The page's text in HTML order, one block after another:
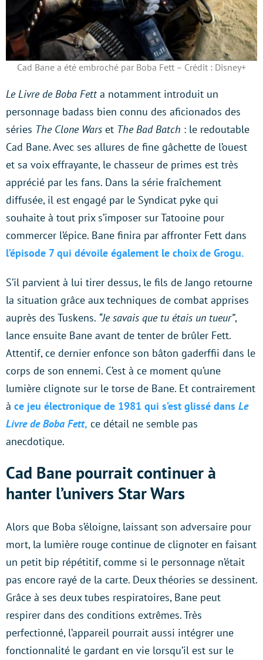
Cad Bane a été embroché par Boba Fett – Crédit : Disney+
Le Livre de Boba Fetta notamment introduit un
personnage badass bien connu des aficionados des
séries The Clone Wars et The Bad Batch : le redoutable
Cad Bane. Avec ses allures de fine gâchette de l’ouest
et sa voix effrayante, le chasseur de primes est très
apprécié par les fans. Dans la série fraîchement
diffusée, il est engagé par le Syndicat pyke qui
souhaite à tout prix s’imposer sur Tatooine pour
commercer l’épice. Bane finira par affronter Fett dans
l’épisode 7 qui dévoile également le choix de Grogu.
S’il parvient à lui tirer dessus, le fils de Jango retourne
la situation grâce aux techniques de combat apprises
auprès des Tuskens. “Je savais que tu étais un tueur”,
lance ensuite Bane avant de tenter de brûler Fett.
Attentif, ce dernier enfonce son bâton gaderffii dans le
corps de son ennemi. C’est à ce moment qu’une
lumière clignote sur le torse de Bane. Et contrairement
à ce jeu électronique de 1981 qui s’est glissé dans Le
Livre de Boba Fett, ce détail ne semble pas
anecdotique.
Cad Bane pourrait continuer à
hanter l’univers Star Wars
Alors que Boba s’éloigne, laissant son adversaire pour
mort, la lumière rouge continue de clignoter en faisant
un petit bip répétitif, comme si le personnage n’était
pas encore rayé de la carte. Deux théories se dessinent.
Grâce à ses deux tubes respiratoires, Bane peut
respirer dans des conditions extrêmes. Très
perfectionné, l’appareil pourrait aussi intégrer une
fonctionnalité le gardant en vie lorsqu’il est sur le